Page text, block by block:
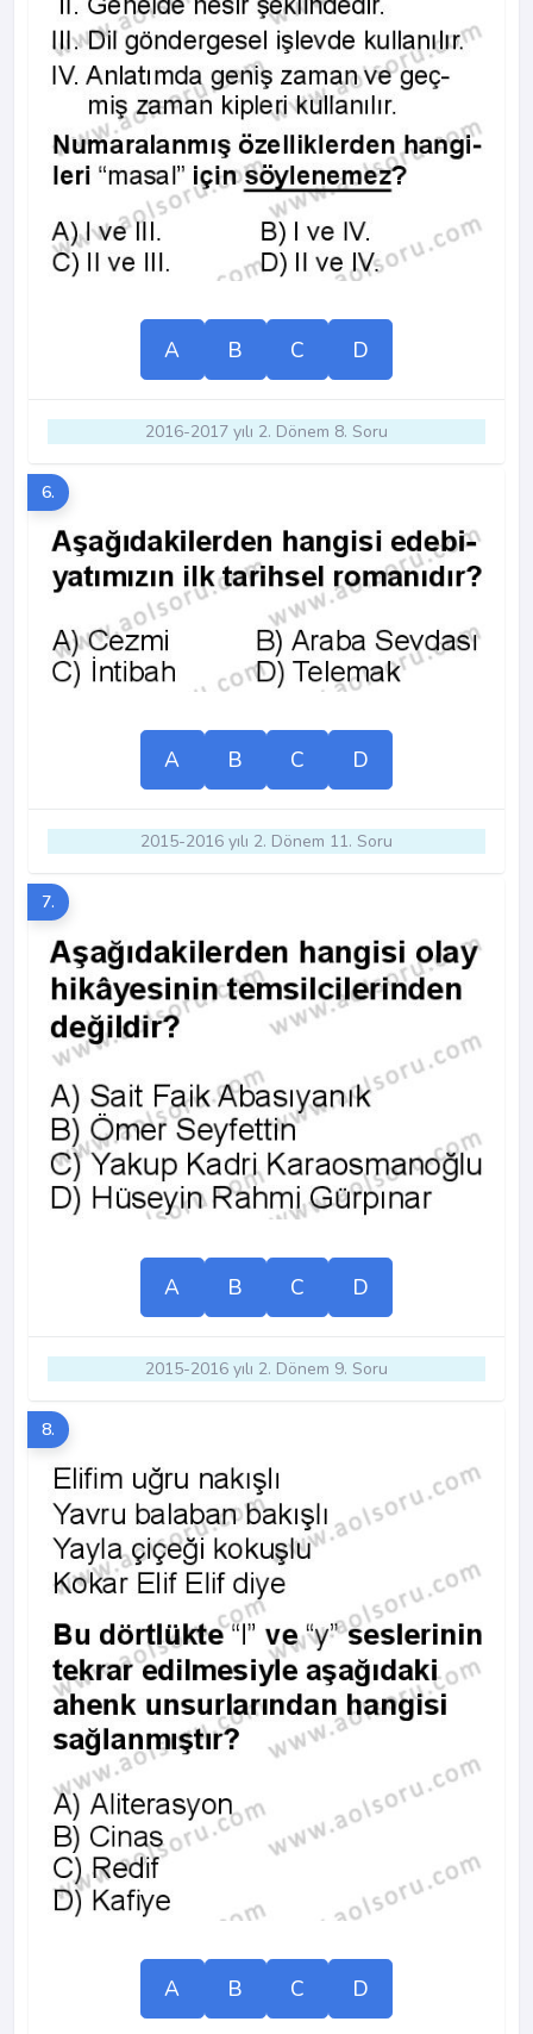
A B C D
2016-2017 yılı 2. Dönem 8. Soru
6.
A B C D
2015-2016 yılı 2. Dönem 11. Soru
7.
A B C D
2015-2016 yılı 2. Dönem 9. Soru
8.
A B C D